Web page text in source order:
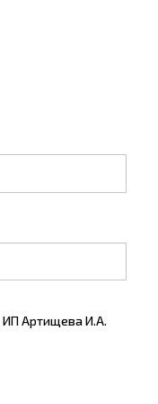
ИП Артищева И.А.